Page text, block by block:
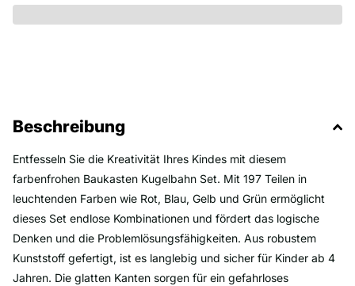
Beschreibung
Entfesseln Sie die Kreativität Ihres Kindes mit diesem
farbenfrohen Baukasten Kugelbahn Set. Mit 197 Teilen in
leuchtenden Farben wie Rot, Blau, Gelb und Grün ermöglicht
dieses Set endlose Kombinationen und fördert das logische
Denken und die Problemlösungsfähigkeiten. Aus robustem
Kunststoff gefertigt, ist es langlebig und sicher für Kinder ab 4
Jahren. Die glatten Kanten sorgen für ein gefahrloses